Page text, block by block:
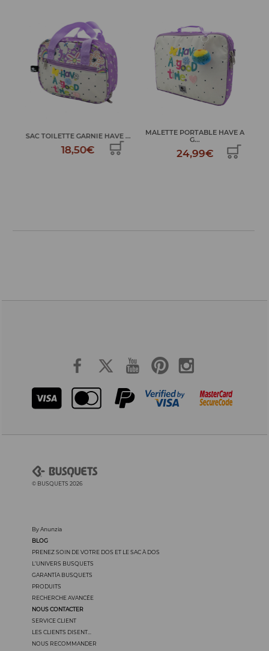
SAC TOILETTE GARNIE HAVE ...
18,50€
MALETTE PORTABLE HAVE A
G...
24,99€
© BUSQUETS 2026
By Anunzia
BLOG
PRENEZ SOIN DE VOTRE DOS ET LE SAC À DOS
L’UNIVERS BUSQUETS
GARANTÍA BUSQUETS
PRODUITS
RECHERCHE AVANCÉE
NOUS CONTACTER
SERVICE CLIENT
LES CLIENTS DISENT...
NOUS RECOMMANDER